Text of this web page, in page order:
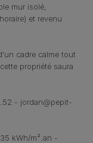
mur isolé,
et revenu
cadre calme tout
propriété saura
- jordan@pepit-
kWh/m².an -